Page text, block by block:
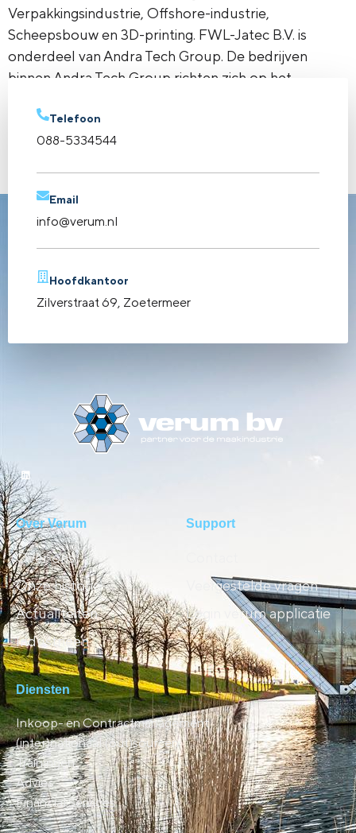
Verpakkingsindustrie, Offshore-industrie,
Scheepsbouw en 3D-printing. FWL-Jatec B.V. is
onderdeel van Andra Tech Group. De bedrijven
binnen Andra Tech Group richten zich op het
onderdelen en modules. De bedrijven binnen de
groep opereren zelfstandig en onderscheiden […]
vorige
Telefoon
088-5334544
Email
info@verum.nl
Hoofdkantoor
Zilverstraat 69, Zoetermeer
Over Verum
Over ons
Onze historie
Actualiteiten
Industrieën
Support
Veelgestelde vragen
Login verum applicatie
Diensten
Inkoop- en Contractmanagement
(inter)nationaal (out)sourcen
Trainingen
Advies
Financial Services